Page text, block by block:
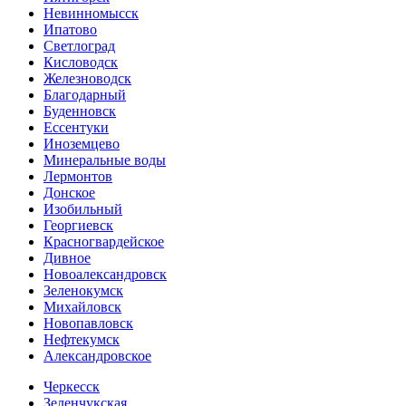
Невинномысск
Ипатово
Светлоград
Кисловодск
Железноводск
Благодарный
Буденновск
Ессентуки
Иноземцево
Минеральные воды
Лермонтов
Донское
Изобильный
Георгиевск
Красногвардейское
Дивное
Новоалександровск
Зеленокумск
Михайловск
Новопавловск
Нефтекумск
Александровское
Черкесск
Зеленчукская